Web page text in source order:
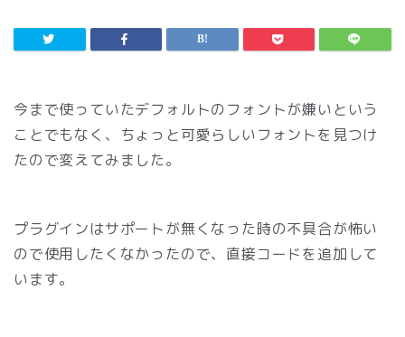
今まで使っていたデフォルトのフォントが嫌いという
ことでもなく、ちょっと可愛らしいフォントを見つけ
たので変えてみました。
プラグインはサポートが無くなった時の不具合が怖い
ので使用したくなかったので、直接コードを追加して
います。